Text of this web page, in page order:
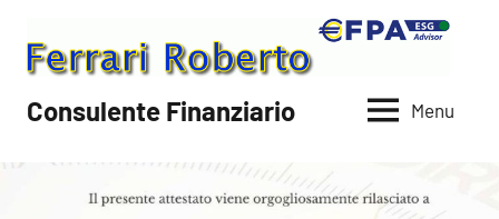
contenuto
Consulente Finanziario Menu